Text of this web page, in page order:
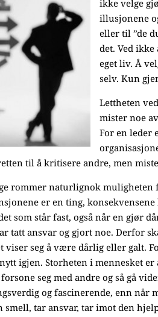
ikke velge
illusjonene
eller til ”de
det. Ved
eget liv. Å
selv. Kun
Lettheten
mister noe
For en leder
til å kritisere andre, men
rommer naturlignok muligheten
er en ting,
som står fast, også når en gjør
tatt ansvar og gjort noe. Derfor
viser seg å være dårlig eller galt.
igjen. Storheten i mennesket
seg med andre og så gå
og fascinerende, enn når
smell, tar ansvar, tar imot den